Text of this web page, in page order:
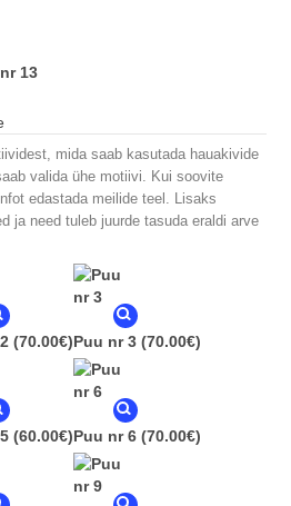
13
mida saab kasutada hauakivide
valida ühe motiivi. Kui soovite
edastada meilide teel. Lisaks
ja need tuleb juurde tasuda eraldi arve
(70.00€)Puu nr 3 (70.00€)
(60.00€)Puu nr 6 (70.00€)